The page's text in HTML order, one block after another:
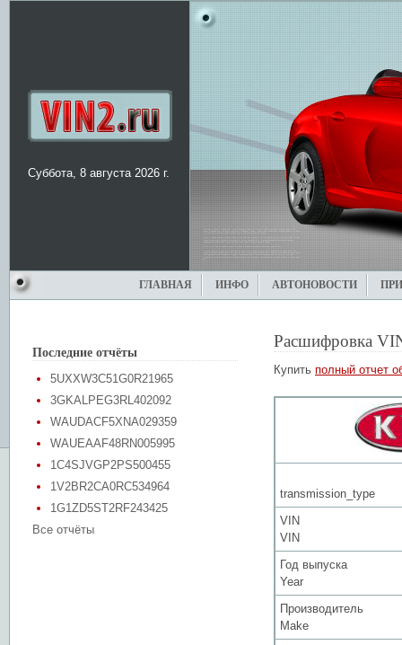
Суббота, 8 августа 2026 г.
ГЛАВНАЯ ИНФО АВТОНОВОСТИ
Последние отчёты
5UXXW3C51G0R21965
3GKALPEG3RL402092
WAUDACF5XNA029359
WAUEAAF48RN005995
1C4SJVGP2PS500455
1V2BR2CA0RC534964
1G1ZD5ST2RF243425
Все отчёты
Расшифровка
Купить полный отчет
transmission_type
VIN
VIN
Год выпуска
Year
Производитель
Make